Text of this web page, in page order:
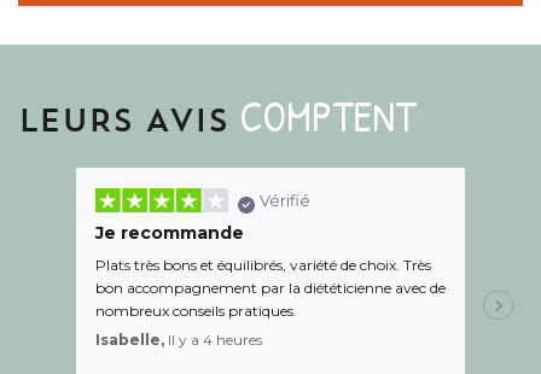
LEURS AVIS COMPTENT
Vérifié
Je recommande
Plats très bons et équilibrés, variété de choix. Très
bon accompagnement par la diététicienne avec de
nombreux conseils pratiques.
Isabelle, Il y a 4 heures
de l
aidé